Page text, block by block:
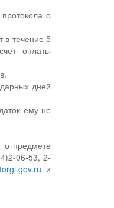
о
в течение 5
оплаты
дней
ему не
о предмете
06-53, 2-
и